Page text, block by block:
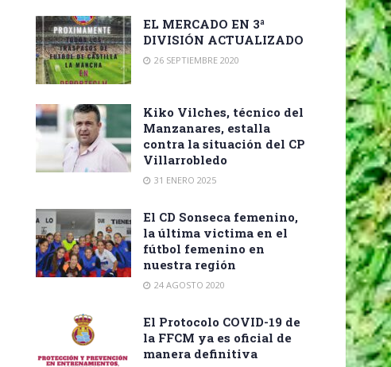
EL MERCADO EN 3ª
DIVISIÓN ACTUALIZADO
26 SEPTIEMBRE 2020
Kiko Vilches, técnico del
Manzanares, estalla
contra la situación del CP
Villarrobledo
31 ENERO 2025
El CD Sonseca femenino,
la última victima en el
fútbol femenino en
nuestra región
24 AGOSTO 2020
El Protocolo COVID-19 de
la FFCM ya es oficial de
manera definitiva